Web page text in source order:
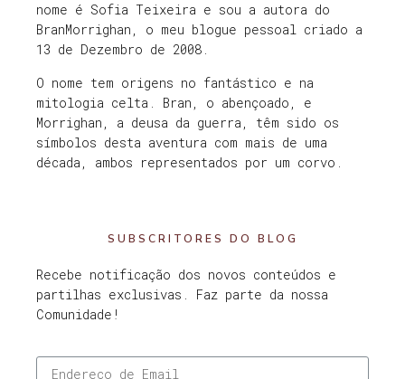
nome é Sofia Teixeira e sou a autora do
BranMorrighan, o meu blogue pessoal criado a
13 de Dezembro de 2008.
O nome tem origens no fantástico e na
mitologia celta. Bran, o abençoado, e
Morrighan, a deusa da guerra, têm sido os
símbolos desta aventura com mais de uma
década, ambos representados por um corvo.
SUBSCRITORES DO BLOG
Recebe notificação dos novos conteúdos e
partilhas exclusivas. Faz parte da nossa
Comunidade!